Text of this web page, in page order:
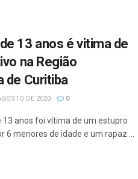
13 anos é vitima de
na Região
de Curitiba
DE 2020 0
13 anos foi vítima de um estupro
6 menores de idade e um rapaz ...